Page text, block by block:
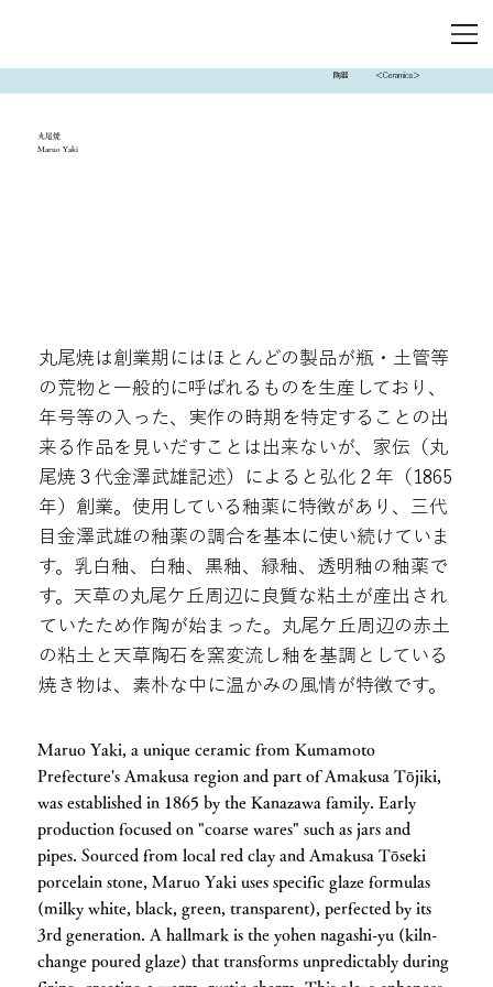
陶器 ＜Ceramics＞
丸尾焼
Maruo Yaki
丸尾焼は創業期にはほとんどの製品が瓶・土管等
の荒物と一般的に呼ばれるものを生産しており、
年号等の入った、実作の時期を特定することの出
来る作品を見いだすことは出来ないが、家伝（丸
尾焼３代金澤武雄記述）によると弘化２年（1865
年）創業。使用している釉薬に特徴があり、三代
目金澤武雄の釉薬の調合を基本に使い続けていま
す。乳白釉、白釉、黒釉、緑釉、透明釉の釉薬で
す。天草の丸尾ケ丘周辺に良質な粘土が産出され
ていたため作陶が始まった。丸尾ケ丘周辺の赤土
の粘土と天草陶石を窯変流し釉を基調としている
焼き物は、素朴な中に温かみの風情が特徴です。
Maruo Yaki, a unique ceramic from Kumamoto
Prefecture's Amakusa region and part of Amakusa Tōjiki,
was established in 1865 by the Kanazawa family. Early
production focused on "coarse wares" such as jars and
pipes. Sourced from local red clay and Amakusa Tōseki
porcelain stone, Maruo Yaki uses specific glaze formulas
(milky white, black, green, transparent), perfected by its
3rd generation. A hallmark is the yohen nagashi-yu (kiln-
change poured glaze) that transforms unpredictably during